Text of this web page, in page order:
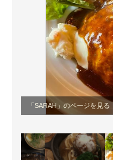
「SARAH」のページを見る